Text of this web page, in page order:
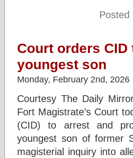
Posted
Court orders CID
youngest son
Monday, February 2nd, 2026
Courtesy The Daily
Fort Magistrate’s Court
(CID) to arrest and
youngest son of former
magisterial inquiry into